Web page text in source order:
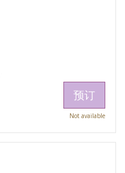
预订
Not available